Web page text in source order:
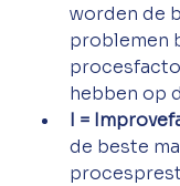
worden de
problemen
hebben op
I =
de beste